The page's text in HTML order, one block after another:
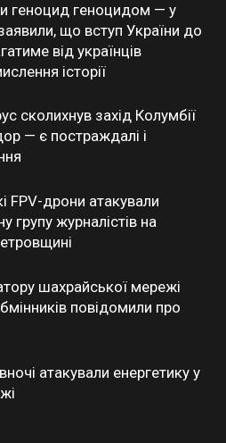
геноцид геноцидом — у
що вступ України до
від українців
історії
сколихнув захід Колумбії
— є постраждалі і
FPV-дрони атакували
групу журналістів на
шахрайської мережі
повідомили про
атакували енергетику у